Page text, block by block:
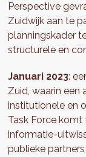
Perspective
Zuidwijk aan te
planningskader
structurele en
Januari 2023:
Zuid, waarin een
institutionele en
Task Force komt
informatie-
publieke